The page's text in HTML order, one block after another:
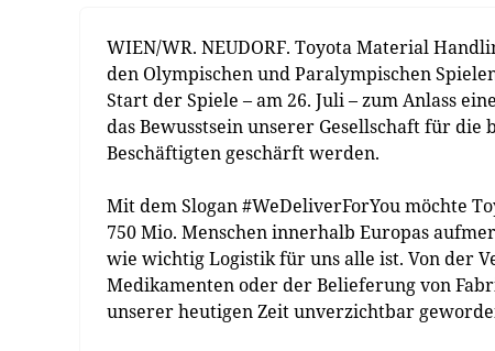
WIEN/WR. NEUDORF. Toyota Material
den Olympischen und Paralympischen
Start der Spiele – am 26. Juli – zum Anlass
das Bewusstsein unserer Gesellschaft für
Beschäftigten geschärft werden.
Mit dem Slogan #WeDeliverForYou möchte
750 Mio. Menschen innerhalb Europas
wie wichtig Logistik für uns alle ist. Von der
Medikamenten oder der Belieferung von
unserer heutigen Zeit unverzichtbar